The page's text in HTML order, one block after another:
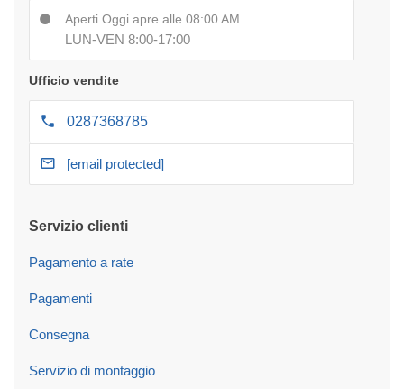
Aperti Oggi apre alle 08:00 AM
LUN-VEN 8:00-17:00
Ufficio vendite
0287368785
[email protected]
Servizio clienti
Pagamento a rate
Pagamenti
Consegna
Servizio di montaggio